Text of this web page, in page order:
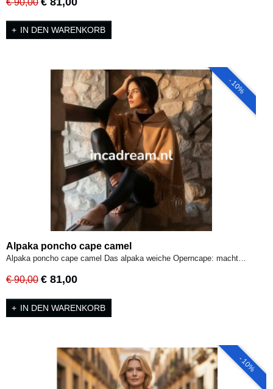
IN DEN WARENKORB
- 10%
Alpaka poncho cape camel
Alpaka poncho cape camel Das alpaka weiche Operncape: macht…
€ 90,00 € 81,00
IN DEN WARENKORB
- 10%